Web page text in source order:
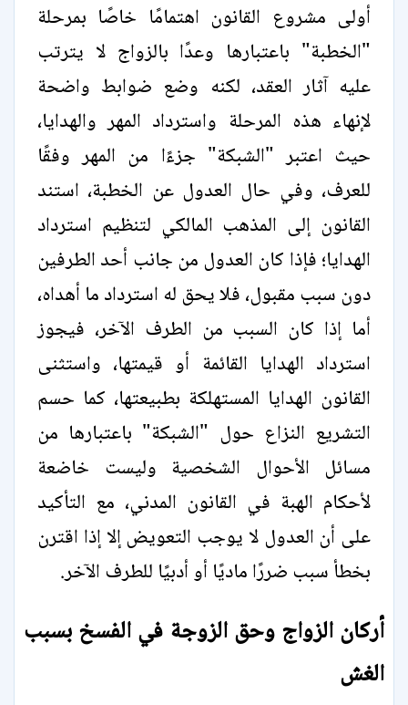
أولى مشروع القانون اهتمامًا خاصًا بمرحلة
"الخطبة" باعتبارها وعدًا بالزواج لا يترتب
عليه آثار العقد، لكنه وضع ضوابط واضحة
لإنهاء هذه المرحلة واسترداد المهر والهدايا،
حيث اعتبر "الشبكة" جزءًا من المهر وفقًا
للعرف، وفي حال العدول عن الخطبة، استند
القانون إلى المذهب المالكي لتنظيم استرداد
الهدايا؛ فإذا كان العدول من جانب أحد الطرفين
دون سبب مقبول، فلا يحق له استرداد ما أهداه،
أما إذا كان السبب من الطرف الآخر، فيجوز
استرداد الهدايا القائمة أو قيمتها، واستثنى
القانون الهدايا المستهلكة بطبيعتها، كما حسم
التشريع النزاع حول "الشبكة" باعتبارها من
مسائل الأحوال الشخصية وليست خاضعة
لأحكام الهبة في القانون المدني، مع التأكيد
على أن العدول لا يوجب التعويض إلا إذا اقترن
بخطأ سبب ضررًا ماديًا أو أدبيًا للطرف الآخر.
أركان الزواج وحق الزوجة في الفسخ بسبب
الغش